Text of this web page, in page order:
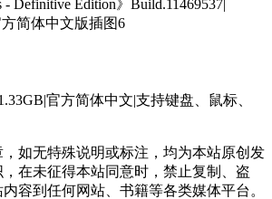
官方简体中文|支持键盘、鼠标、
如无特殊说明或标注，均为本站原创发
在未征得本站同意时，禁止复制、盗
容到任何网站、书籍等各类媒体平台。